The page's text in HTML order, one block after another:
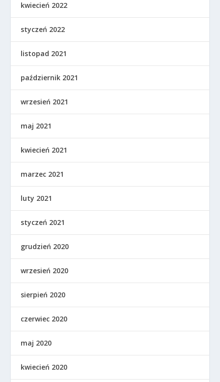
kwiecień 2022
styczeń 2022
listopad 2021
październik 2021
wrzesień 2021
maj 2021
kwiecień 2021
marzec 2021
luty 2021
styczeń 2021
grudzień 2020
wrzesień 2020
sierpień 2020
czerwiec 2020
maj 2020
kwiecień 2020